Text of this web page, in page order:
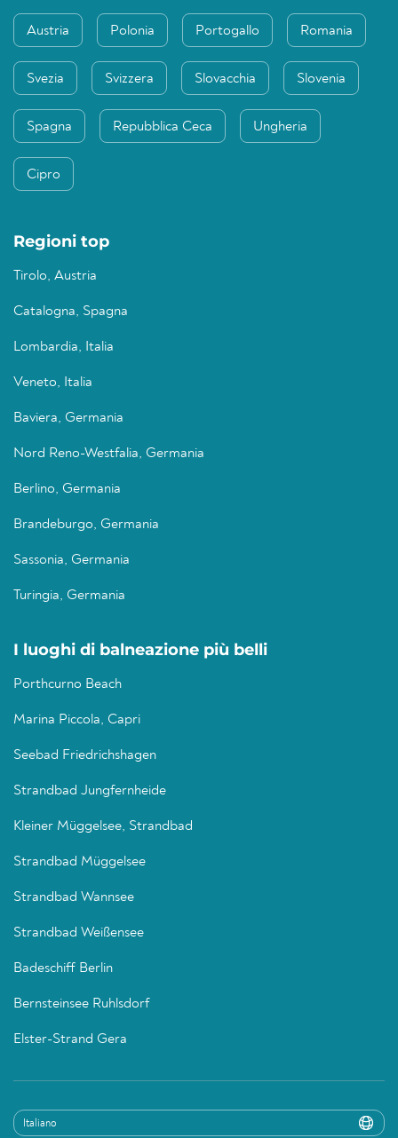
Austria Polonia Portogallo Romania
Svezia Svizzera Slovacchia Slovenia
Spagna Repubblica Ceca Ungheria
Cipro
Regioni top
Tirolo, Austria
Catalogna, Spagna
Lombardia, Italia
Veneto, Italia
Baviera, Germania
Nord Reno-Westfalia, Germania
Berlino, Germania
Brandeburgo, Germania
Sassonia, Germania
Turingia, Germania
I luoghi di balneazione più belli
Porthcurno Beach
Marina Piccola, Capri
Seebad Friedrichshagen
Strandbad Jungfernheide
Kleiner Müggelsee, Strandbad
Strandbad Müggelsee
Strandbad Wannsee
Strandbad Weißensee
Badeschiff Berlin
Bernsteinsee Ruhlsdorf
Elster-Strand Gera